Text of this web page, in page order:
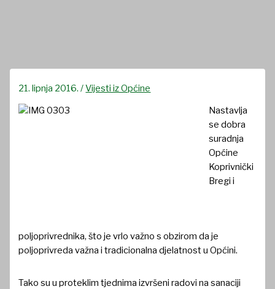
21. lipnja 2016./Vijesti iz Općine
Nastavlja
se dobra
suradnja
Općine
Koprivnički
Bregi i
poljoprivrednika, što je vrlo važno s obzirom da je
poljoprivreda važna i tradicionalna djelatnost u Općini.
Tako su u proteklim tjednima izvršeni radovi na sanaciji